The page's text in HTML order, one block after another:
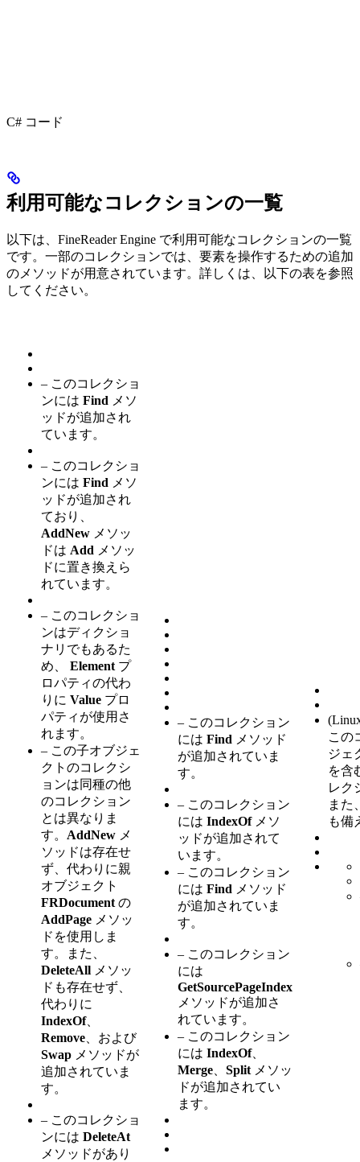
C# コード
利用可能なコレクションの一覧
以下は、FineReader Engine で利用可能なコレクションの一覧
です。一部のコレクションでは、要素を操作するための追加
のメソッドが用意されています。詳しくは、以下の表を参照
してください。
– このコレクショ
ンには Find メソ
ッドが追加され
ています。
– このコレクショ
ンには Find メソ
ッドが追加され
ており、
AddNew メソッ
ドは Add メソッ
ドに置き換えら
れています。
– このコレクショ
ンはディクショ
ナリでもあるた
め、
Elementプ
ロパティの代わ
りに Value プロ
パティが使用さ
れます。
– この子オブジェ
クトのコレクシ
ョンは同種の他
のコレクション
とは異なりま
す。 AddNew メ
ソッドは存在せ
ず、代わりに親
オブジェクト
FRDocumentの
AddPage メソッ
ドを使用しま
す。また、
DeleteAll メソッ
ドも存在せず、
代わりに
IndexOf、
Remove、および
Swap メソッドが
追加されていま
す。
– このコレクショ
ンには DeleteAt
メソッドがあり
– このコレクション
には Find メソッド
が追加されていま
す。
– このコレクション
には IndexOfメソ
ッドが追加されて
います。
– このコレクション
には Find メソッド
が追加されていま
す。
– このコレクション
には
GetSourcePageIndex
メソッドが追加さ
れています。
– このコレクション
には IndexOf、
Merge、 Splitメソッ
ドが追加されてい
ます。
この
ジェ
を含
レク
また
も備